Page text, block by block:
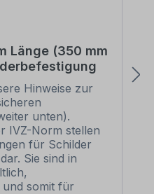
Länge (350 mm
Hinweise zur
unten).
IVZ-Norm stellen
für Schilder
Sie sind in
somit für